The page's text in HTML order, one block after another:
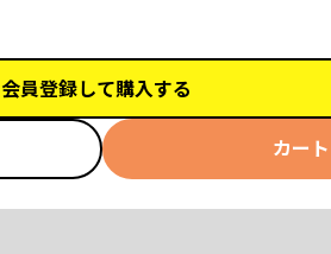
会員登録して購入する
カー